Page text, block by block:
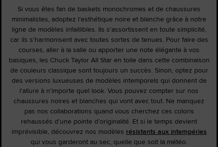
Si vous êtes fan de baskets monochromes et de chaussures
minimalistes, adoptez l'esthétique noire et blanche grâce à notre
ligne de modèles infaillibles. Ils s'assortissent en toute simplicité,
car ils s'harmonisent avec toutes sortes de tenues. Pour faire des
courses, aller à la salle ou apporter une note élégante à vos
basiques, les Chuck Taylor All Star en toile dans cette combinaison
de couleurs classique sont toujours un succès. Sinon, optez pour
des versions luxueuses de modèles intemporels qui donnent de
l'allure à n'importe quel look. Vous pouvez compter sur nos
chaussures noires et blanches qui vont avec tout. Ne manquez
pas nos collaborations quand vous cherchez ces coloris
rehaussés d'une pointe d'originalité. Et si le temps devient
imprévisible, découvrez nos modèles résistants aux intempéries
qui vous garderont au sec, quelle que soit la météo.